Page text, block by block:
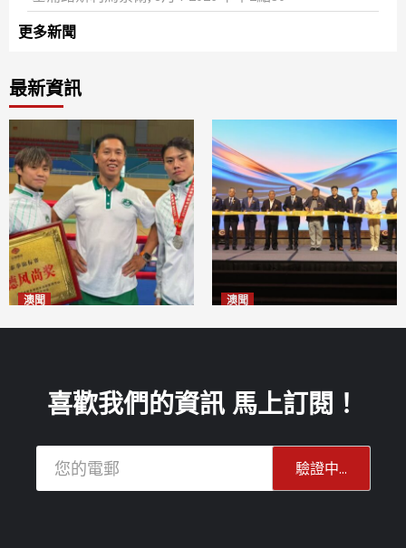
更多新聞
最新資訊
澳聞 澳聞
喜歡我們的資訊 馬上訂閱！